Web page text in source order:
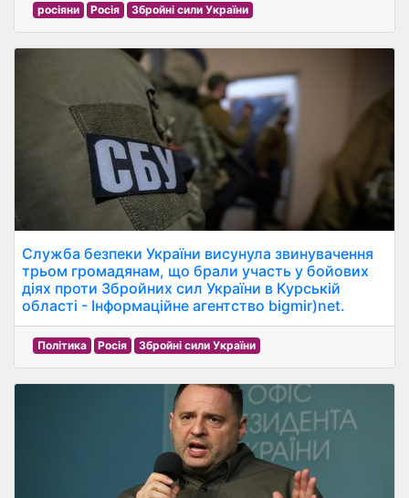
росіяни Росія Збройні сили України
Служба безпеки України висунула звинувачення
трьом громадянам, що брали участь у бойових
діях проти Збройних сил України в Курській
області - Інформаційне агентство bigmir)net.
Політика Росія Збройні сили України